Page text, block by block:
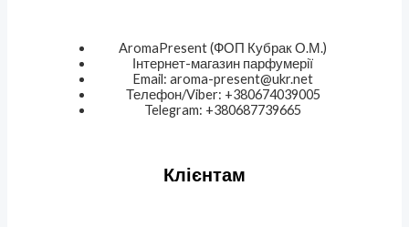
AromaPresent (ФОП Кубрак О.М.)
Інтернет-магазин парфумерії
Email: aroma-present@ukr.net
Телефон/Viber: +380674039005
Telegram: +380687739665
Клієнтам